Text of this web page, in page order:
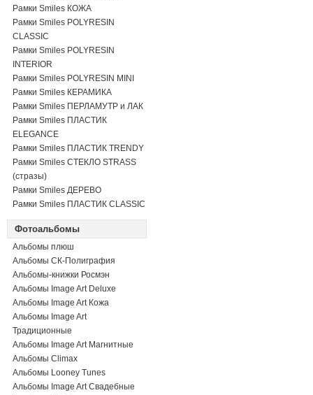
Рамки Smiles КОЖА
Рамки Smiles POLYRESIN
CLASSIC
Рамки Smiles POLYRESIN
INTERIOR
Рамки Smiles POLYRESIN MINI
Рамки Smiles КЕРАМИКА
Рамки Smiles ПЕРЛАМУТР и ЛАК
Рамки Smiles ПЛАСТИК
ELEGANCE
Рамки Smiles ПЛАСТИК TRENDY
Рамки Smiles СТЕКЛО STRASS
(стразы)
Рамки Smiles ДЕРЕВО
Рамки Smiles ПЛАСТИК CLASSIC
Фотоальбомы
Альбомы плюш
Альбомы СК-Полиграфия
Альбомы-книжки Росмэн
Альбомы Image Art Deluxe
Альбомы Image Art Кожа
Альбомы Image Art
Традиционные
Альбомы Image Art Магнитные
Альбомы Climax
Альбомы Looney Tunes
Альбомы Image Art Свадебные